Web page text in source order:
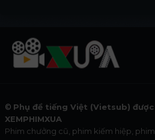
© Phụ đề tiếng Việt (Vietsub)
XEMPHIMXUA
Phim chưởng cũ, phim kiếm hiệp,